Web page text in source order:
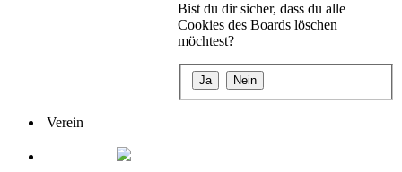
Bist du dir sicher, dass du alle
Cookies des Boards löschen
möchtest?
Verein